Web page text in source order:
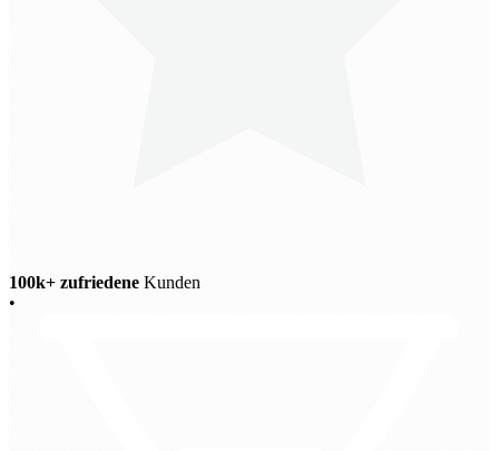
100k+ zufriedene Kunden
•